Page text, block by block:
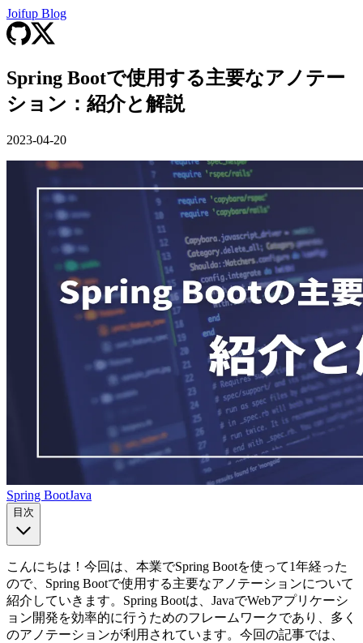
Joifup Blog
Spring Bootで使用する主要なアノテー
ション：紹介と解説
2023-04-20
Spring BootJava
目次
こんにちは！今回は、本業でSpring Bootを使って1年経った
ので、Spring Bootで使用する主要なアノテーションについて
紹介していきます。Spring Bootは、JavaでWebアプリケーシ
ョン開発を効率的に行うためのフレームワークであり、多く
のアノテーションが利用されています。今回の記事では、